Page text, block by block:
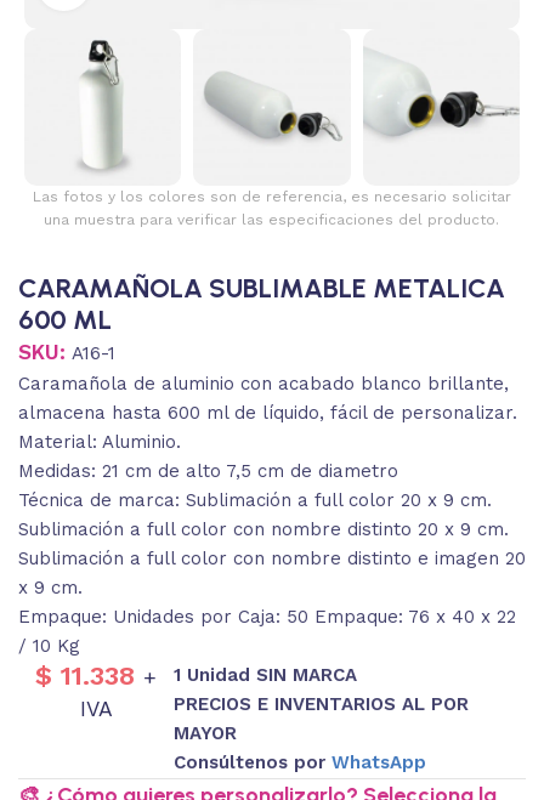
Las fotos y los colores son de referencia, es necesario solicitar
una muestra para verificar las especificaciones del producto.
CARAMAÑOLA SUBLIMABLE METALICA
600 ML
SKU: A16-1
Caramañola de aluminio con acabado blanco brillante,
almacena hasta 600 ml de líquido, fácil de personalizar.
Material: Aluminio.
Medidas: 21 cm de alto 7,5 cm de diametro
Técnica de marca: Sublimación a full color 20 x 9 cm.
Sublimación a full color con nombre distinto 20 x 9 cm.
Sublimación a full color con nombre distinto e imagen 20
x 9 cm.
Empaque: Unidades por Caja: 50 Empaque: 76 x 40 x 22
/ 10 Kg
$ 11.338 +
IVA
1 Unidad SIN MARCA
PRECIOS E INVENTARIOS AL POR
MAYOR
Consúltenos porWhatsApp